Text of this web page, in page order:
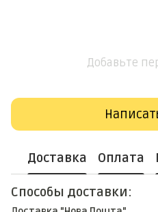
Добавьте
Доставка Оплата
Способы доставки: